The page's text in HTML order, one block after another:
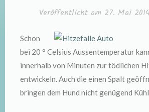
Veröffentlicht am 27. Mai 2014
Schon
bei 20 ° Celsius Aussentemperatur
innerhalb von Minuten zur tödlichen
entwickeln. Auch die einen Spalt
bringen dem Hund nicht genügend